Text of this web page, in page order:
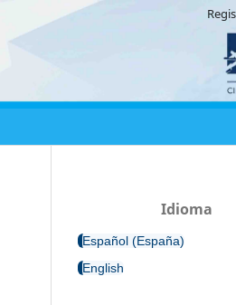
Idioma
Español (España)
English